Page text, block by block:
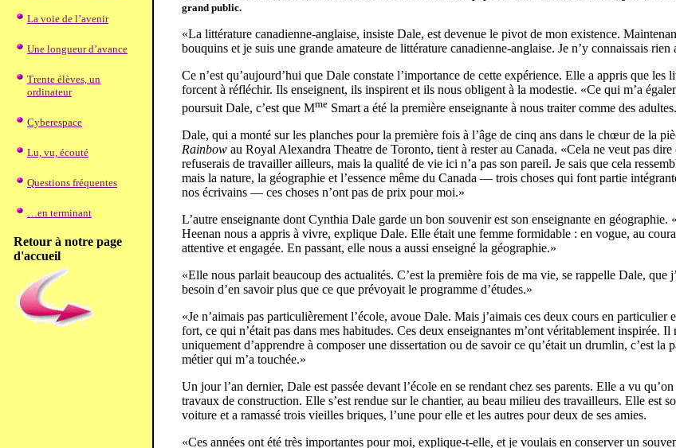
La voie de l’avenir
Une longueur d’avance
Trente élèves, un
ordinateur
Cyberespace
Lu, vu, écouté
Questions fréquentes
…en terminant
Retour à notre page
d'accueil
grand public.
«La littérature canadienne-anglaise, insiste Dale, est devenue le pivot de mon existence.
bouquins et je suis une grande amateure de littérature canadienne-anglaise. Je n’y connaissais rien
Ce n’est qu’aujourd’hui que Dale constate l’importance de cette expérience. Elle a appris que les
forcent à réfléchir. Ils enseignent, ils inspirent et ils nous obligent à la modestie. «Ce qui m’a
poursuit Dale, c’est que Mme Smart a été la première enseignante à nous traiter comme des
Dale, qui a monté sur les planches pour la première fois à l’âge de cinq ans dans le chœur de la
Rainbow au Royal Alexandra Theatre de Toronto, tient à rester au Canada. «Cela ne veut pas dire
refuserais de travailler ailleurs, mais la qualité de vie ici n’a pas son pareil. Je sais que cela
mais la nature, la géographie et l’essence même du Canada — trois choses qui font partie
nos écrivains — ces choses n’ont pas de prix pour moi.»
L’autre enseignante dont Cynthia Dale garde un bon souvenir est son enseignante en géographie.
Heenan nous a appris à vivre, explique Dale. Elle était une femme formidable : en vogue, au
attentive et engagée. En passant, elle nous a aussi enseigné la géographie.»
«Elle nous parlait beaucoup des actualités. C’est la première fois de ma vie, se rappelle Dale, que
besoin d’en savoir plus que ce que prévoyait le programme d’études.»
«Je n’aimais pas particulièrement l’école, avoue Dale. Mais j’aimais ces deux cours en particulier
fort, ce qui n’était pas dans mes habitudes. Ces deux enseignantes m’ont véritablement inspirée. Il
uniquement d’apprendre à composer une dissertation ou de savoir ce qu’était un drumlin, c’est la
métier qui m’a touchée.»
Un jour l’an dernier, Dale est passée devant l’école en se rendant chez ses parents. Elle a vu
travaux de construction. Elle s’est rendue sur le chantier, au beau milieu des travailleurs. Elle est
voiture et a ramassé trois vieilles briques, l’une pour elle et les autres pour deux de ses amies.
«Ces années ont été très importantes pour moi, explique-t-elle, et je voulais en conserver un